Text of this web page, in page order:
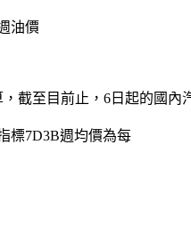
油價
截至目前止，6日起的國
標7D3B週均價為每